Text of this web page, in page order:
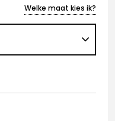
Welke maat kies ik?